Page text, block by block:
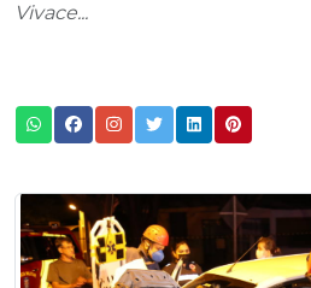
Vivace...